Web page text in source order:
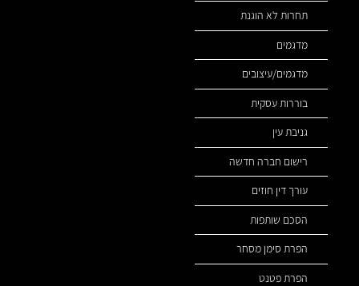
תחרות לא הוגנת
מדגמים
מדגמים/עיצובים
בוררות עסקית
גניבת עין
רישום חברה חדשה
עורך דין חוזים
הסכם שותפות
הפרת סימן מסחר
הפרת פטנט